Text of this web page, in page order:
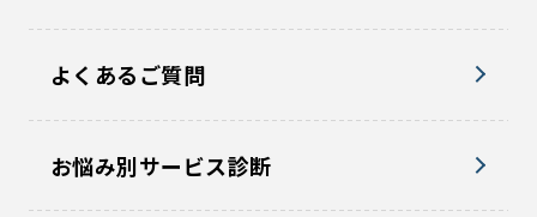
よくあるご質問
お悩み別サービス診断